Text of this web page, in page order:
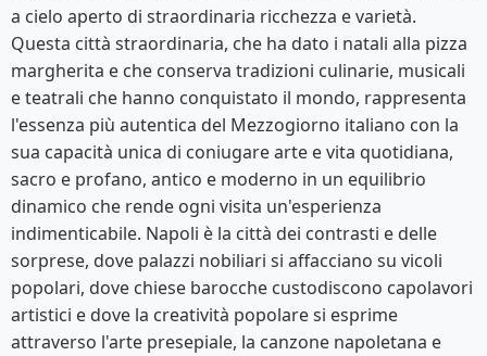
a cielo aperto di straordinaria ricchezza e varietà.
Questa città straordinaria, che ha dato i natali alla pizza
margherita e che conserva tradizioni culinarie, musicali
e teatrali che hanno conquistato il mondo, rappresenta
l'essenza più autentica del Mezzogiorno italiano con la
sua capacità unica di coniugare arte e vita quotidiana,
sacro e profano, antico e moderno in un equilibrio
dinamico che rende ogni visita un'esperienza
indimenticabile. Napoli è la città dei contrasti e delle
sorprese, dove palazzi nobiliari si affacciano su vicoli
popolari, dove chiese barocche custodiscono capolavori
artistici e dove la creatività popolare si esprime
attraverso l'arte presepiale, la canzone napoletana e